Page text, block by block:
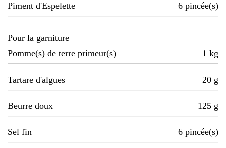
Piment d'Espelette 6 pincée(s)
Pour la garniture
Pomme(s) de terre primeur(s)
1 kg
Tartare d'algues 20 g
Beurre doux 125 g
Sel fin 6 pincée(s)